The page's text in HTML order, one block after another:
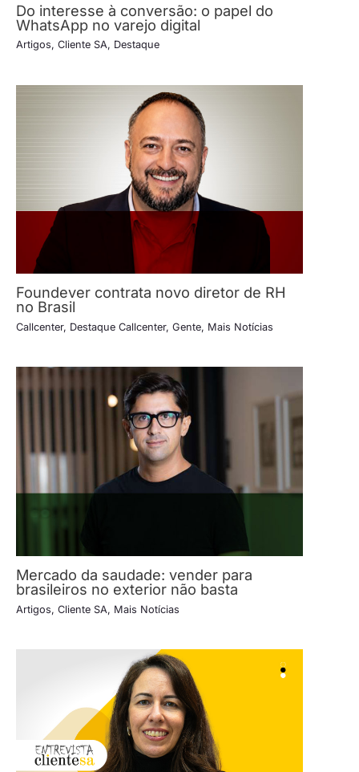
Do interesse à conversão: o papel do
WhatsApp no varejo digital
Artigos, Cliente SA, Destaque
Foundever contrata novo diretor de RH
no Brasil
Callcenter, Destaque Callcenter, Gente, Mais Notícias
Mercado da saudade: vender para
brasileiros no exterior não basta
Artigos, Cliente SA, Mais Notícias